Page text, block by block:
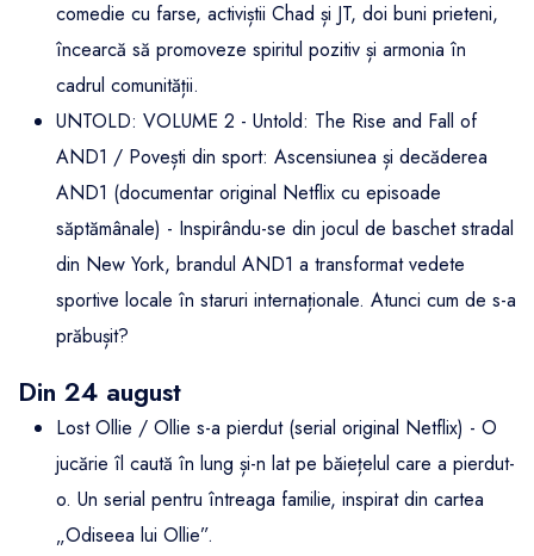
comedie cu farse, activiștii Chad și JT, doi buni prieteni,
încearcă să promoveze spiritul pozitiv și armonia în
cadrul comunității.
UNTOLD: VOLUME 2 - Untold: The Rise and Fall of
AND1 / Povești din sport: Ascensiunea și decăderea
AND1 (documentar original Netflix cu episoade
săptămânale) - Inspirându-se din jocul de baschet stradal
din New York, brandul AND1 a transformat vedete
sportive locale în staruri internaționale. Atunci cum de s-a
prăbușit?
Din 24 august
Lost Ollie / Ollie s-a pierdut (serial original Netflix) - O
jucărie îl caută în lung și-n lat pe băiețelul care a pierdut-
o. Un serial pentru întreaga familie, inspirat din cartea
„Odiseea lui Ollie”.